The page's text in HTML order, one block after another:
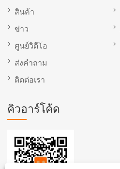
สินค้า
ข่าว
ศูนย์วิดีโอ
ส่งคำถาม
ติดต่อเรา
คิวอาร์โค้ด